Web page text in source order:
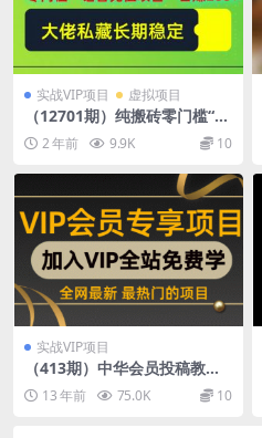
实战VIP项目 虚拟项目
（12701期）纯搬砖零门槛“话
替充值项目”日赚200+（大佬
私藏）个人工作室都可以快…
2 年前 9.9K 10
实战VIP项目
（413期）中华会员投稿教程-
利用软件全自动中文挂机，聚
人气日赚50+项目(人人可操作)
13 年前 75.0K 10